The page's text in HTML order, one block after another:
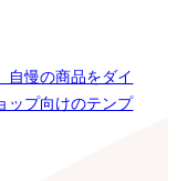
自慢の商品をダイ
ップ向けのテンプ